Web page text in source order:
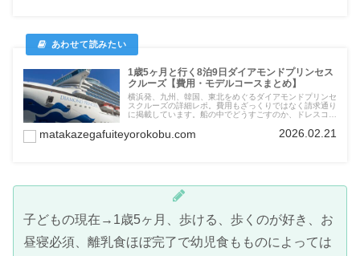
1歳5ヶ月と行く8泊9日ダイアモンドプリンセス
クルーズ【費用・モデルコースまとめ】
横浜発、九州、韓国、東北をめぐるダイアモンドプリンセ
スクルーズの詳細レポ。費用もざっくりではなく請求通り
に掲載しています。船の中でどうすごすのか、ドレスコー
しく記載しました。
matakazegafuiteyorokobu.com 2026.02.21
子どもの現在→1歳5ヶ月、歩ける、歩くのが好き、お
昼寝必須、離乳食ほぼ完了で幼児食もものによっては